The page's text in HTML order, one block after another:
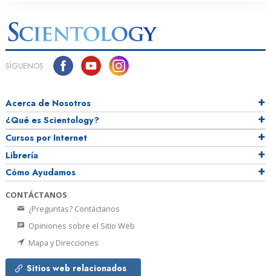
SÍGUENOS
Acerca de Nosotros
¿Qué es Scientology?
Cursos por Internet
Librería
Cómo Ayudamos
CONTÁCTANOS
¿Preguntas? Contáctanos
Opiniones sobre el Sitio Web
Mapa y Direcciones
Sitios web relacionados